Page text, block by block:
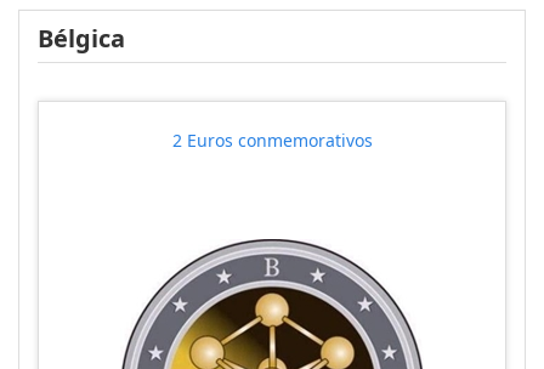
Bélgica
2 Euros conmemorativos